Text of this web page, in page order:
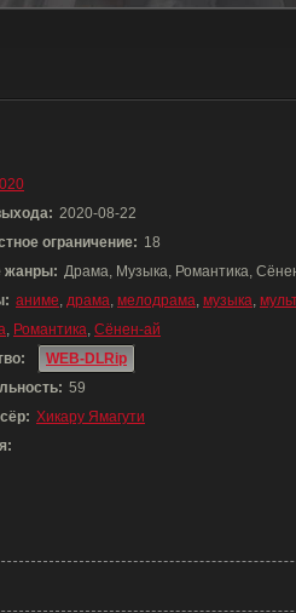
2020-08-22
ограничение: 18
жанры: Драма, Музыка, Романтика,
аниме, драма, мелодрама, музыка,
, Романтика, Сёнен-ай
WEB-DLRip
59
Хикару Ямагути